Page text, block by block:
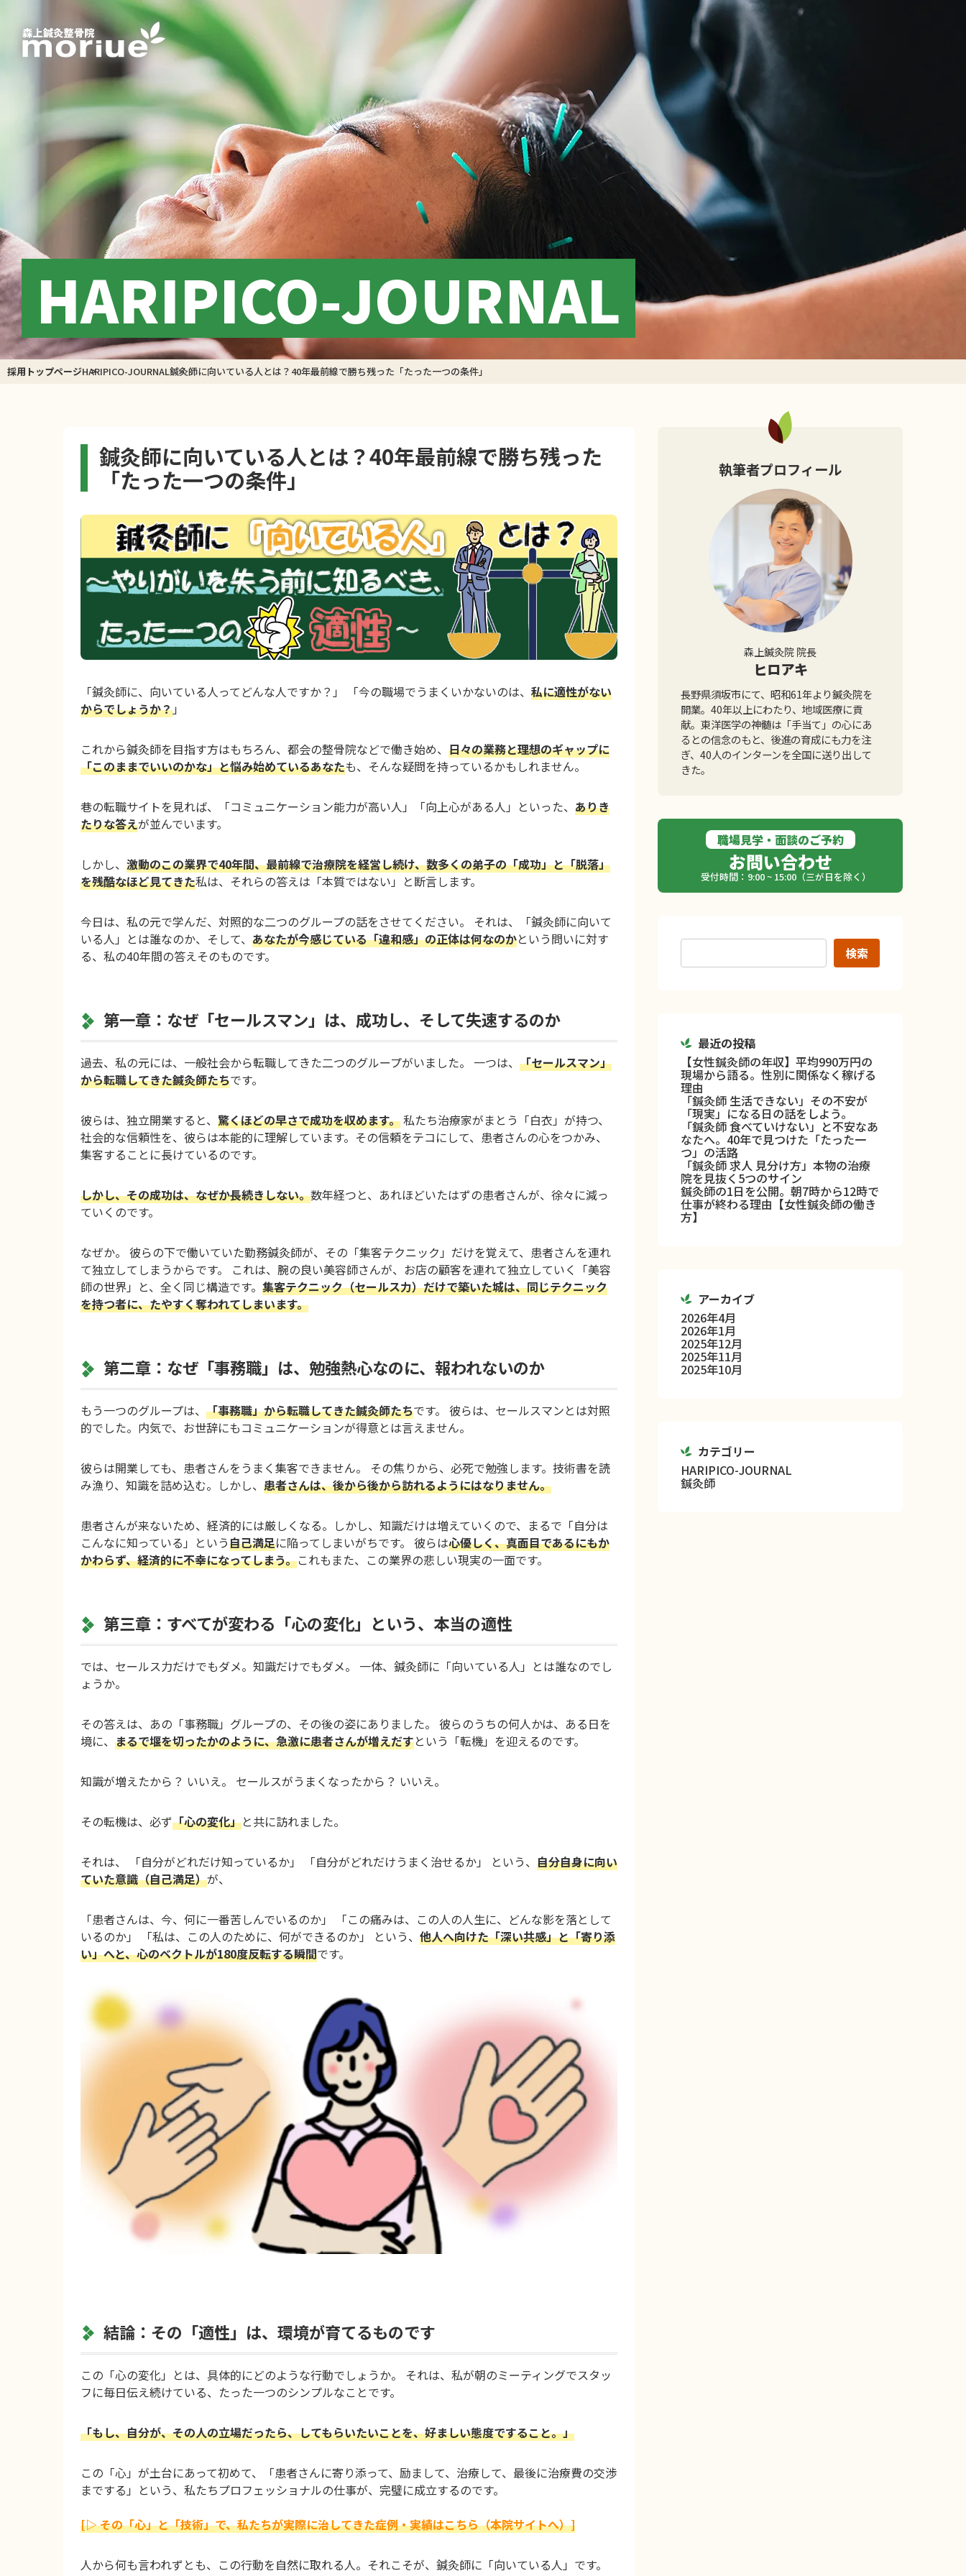
HARIPICO-JOURNAL
採用トップページHARIPICO-JOURNAL鍼灸師に向いている人とは？40年最前線で勝ち残った「たった一つの条件」
鍼灸師に向いている人とは？40年最前線で勝ち残った
「たった一つの条件」
「鍼灸師に、向いている人ってどんな人ですか？」 「今の職場でうまくいかないのは、 私に適性がない
からでしょうか？」
これから鍼灸師を目指す方はもちろん、都会の整骨院などで働き始め、 日々の業務と理想のギャップに
「このままでいいのかな」と悩み始めているあなたも、そんな疑問を持っているかもしれません。
巷の転職サイトを見れば、「コミュニケーション能力が高い人」「向上心がある人」といった、 ありき
たりな答えが並んでいます。
しかし、 激動のこの業界で40年間、最前線で治療院を経営し続け、数多くの弟子の「成功」と「脱落」
を残酷なほど見てきた私は、それらの答えは「本質ではない」と断言します。
今日は、私の元で学んだ、対照的な二つのグループの話をさせてください。 それは、「鍼灸師に向いて
いる人」とは誰なのか、そして、 あなたが今感じている「違和感」の正体は何なのかという問いに対す
る、私の40年間の答えそのものです。
第一章：なぜ「セールスマン」は、成功し、そして失速するのか
過去、私の元には、一般社会から転職してきた二つのグループがいました。 一つは、 「セールスマン」
から転職してきた鍼灸師たちです。
彼らは、独立開業すると、 驚くほどの早さで成功を収めます。私たち治療家がまとう「白衣」が持つ、
社会的な信頼性を、彼らは本能的に理解しています。その信頼をテコにして、患者さんの心をつかみ、
集客することに長けているのです。
しかし、その成功は、なぜか長続きしない。数年経つと、あれほどいたはずの患者さんが、徐々に減っ
ていくのです。
なぜか。 彼らの下で働いていた勤務鍼灸師が、その「集客テクニック」だけを覚えて、患者さんを連れ
て独立してしまうからです。 これは、腕の良い美容師さんが、お店の顧客を連れて独立していく「美容
師の世界」と、全く同じ構造です。 集客テクニック（セールス力）だけで築いた城は、同じテクニック
を持つ者に、たやすく奪われてしまいます。
第二章：なぜ「事務職」は、勉強熱心なのに、報われないのか
もう一つのグループは、 「事務職」から転職してきた鍼灸師たちです。 彼らは、セールスマンとは対照
的でした。内気で、お世辞にもコミュニケーションが得意とは言えません。
彼らは開業しても、患者さんをうまく集客できません。 その焦りから、必死で勉強します。技術書を読
み漁り、知識を詰め込む。しかし、 患者さんは、後から後から訪れるようにはなりません。
患者さんが来ないため、経済的には厳しくなる。しかし、知識だけは増えていくので、まるで「自分は
こんなに知っている」という自己満足に陥ってしまいがちです。 彼らは心優しく、真面目であるにもか
かわらず、経済的に不幸になってしまう。これもまた、この業界の悲しい現実の一面です。
第三章：すべてが変わる「心の変化」という、本当の適性
では、セールス力だけでもダメ。知識だけでもダメ。 一体、鍼灸師に「向いている人」とは誰なのでし
ょうか。
その答えは、あの「事務職」グループの、その後の姿にありました。 彼らのうちの何人かは、ある日を
境に、 まるで堰を切ったかのように、急激に患者さんが増えだすという「転機」を迎えるのです。
知識が増えたから？ いいえ。 セールスがうまくなったから？ いいえ。
その転機は、必ず「心の変化」と共に訪れました。
それは、 「自分がどれだけ知っているか」 「自分がどれだけうまく治せるか」 という、 自分自身に向い
ていた意識（自己満足）が、
「患者さんは、今、何に一番苦しんでいるのか」 「この痛みは、この人の人生に、どんな影を落として
いるのか」 「私は、この人のために、何ができるのか」 という、 他人へ向けた「深い共感」と「寄り添
い」へと、心のベクトルが180度反転する瞬間です。
結論：その「適性」は、環境が育てるものです
この「心の変化」とは、具体的にどのような行動でしょうか。 それは、私が朝のミーティングでスタッ
フに毎日伝え続けている、たった一つのシンプルなことです。
「もし、自分が、その人の立場だったら、してもらいたいことを、好ましい態度ですること。」
この「心」が土台にあって初めて、「患者さんに寄り添って、励まして、治療して、最後に治療費の交渉
までする」という、私たちプロフェッショナルの仕事が、完璧に成立するのです。
[▷ その「心」と「技術」で、私たちが実際に治してきた症例・実績はこちら（本院サイトへ）]
人から何も言われずとも、この行動を自然に取れる人。それこそが、鍼灸師に「向いている人」です。
執筆者プロフィール
森上鍼灸院 院長
ヒロアキ
長野県須坂市にて、昭和61年より鍼灸院を
開業。40年以上にわたり、地域医療に貢
献。東洋医学の神髄は「手当て」の心にあ
るとの信念のもと、後進の育成にも力を注
ぎ、40人のインターンを全国に送り出して
きた。
職場見学・面談のご予約
お問い合わせ
受付時間：9:00 ~ 15:00（三が日を除く）
検索
最近の投稿
【女性鍼灸師の年収】平均990万円の
現場から語る。性別に関係なく稼げる
理由
「鍼灸師 生活できない」その不安が
「現実」になる日の話をしよう。
「鍼灸師 食べていけない」と不安なあ
なたへ。40年で見つけた「たった一
つ」の活路
「鍼灸師 求人 見分け方」本物の治療
院を見抜く5つのサイン
鍼灸師の1日を公開。朝7時から12時で
仕事が終わる理由【女性鍼灸師の働き
方】
アーカイブ
2026年4月
2026年1月
2025年12月
2025年11月
2025年10月
カテゴリー
HARIPICO-JOURNAL
鍼灸師